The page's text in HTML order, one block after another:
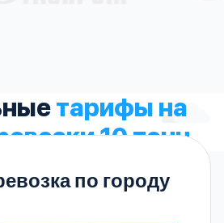
тарифы на
10 тонн
по городу